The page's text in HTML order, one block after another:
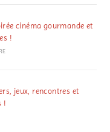
cinéma gourmande et
!
jeux, rencontres et
!